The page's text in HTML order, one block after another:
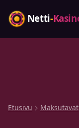
Etusivu Maksutavat